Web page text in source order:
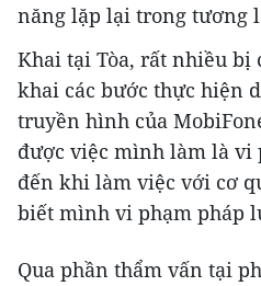
năng lặp lại trong tương
Khai tại Tòa, rất nhiều bị
khai các bước thực hiện
truyền hình của
được việc mình làm là vi
đến khi làm việc với cơ
biết mình vi phạm pháp
Qua phần thẩm vấn tại